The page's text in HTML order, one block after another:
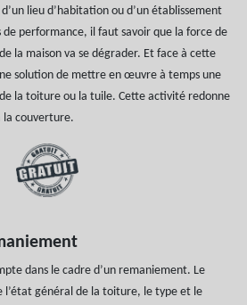
lieu d’habitation ou d’un établissement
de performance, il faut savoir que la force de
la maison va se dégrader. Et face à cette
solution de mettre en œuvre à temps une
la toiture ou la tuile. Cette activité redonne
la couverture.
dans le cadre d’un remaniement. Le
l’état général de la toiture, le type et le